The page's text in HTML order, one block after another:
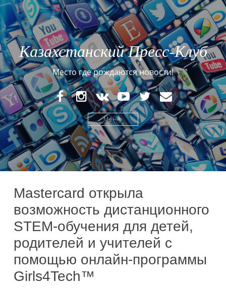
Казахстанский Пресс-Клуб
Место где рождаются новости!
FaceBookInstagram
VK YouTubeTwitterE-
mail
Меню
Mastercard открыла
возможность дистанционного
STEM-обучения для детей,
родителей и учителей с
помощью онлайн-программы
Girls4Tech™